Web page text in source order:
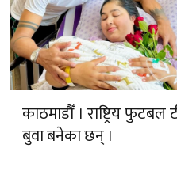
काठमाडौँ । राष्ट्रिय
बुवा बनेका छन् ।